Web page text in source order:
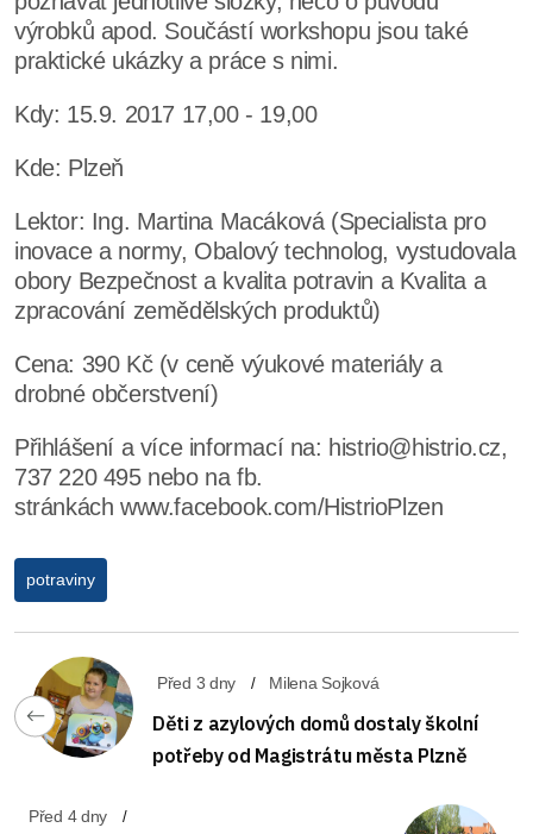
výrobků apod. Součástí workshopu jsou také
praktické ukázky a práce s nimi.
Kdy: 15.9. 2017 17,00 - 19,00
Kde: Plzeň
Lektor: Ing. Martina Macáková (Specialista pro
inovace a normy, Obalový technolog, vystudovala
obory Bezpečnost a kvalita potravin a Kvalita a
zpracování zemědělských produktů)
Cena: 390 Kč (v ceně výukové materiály a
drobné občerstvení)
Přihlášení a více informací na: histrio@histrio.cz,
737 220 495 nebo na fb.
stránkách www.facebook.com/HistrioPlzen
potraviny
Před 3 dny Milena Sojková
Děti z azylových domů dostaly školní
potřeby od Magistrátu města Plzně
Před 4 dny